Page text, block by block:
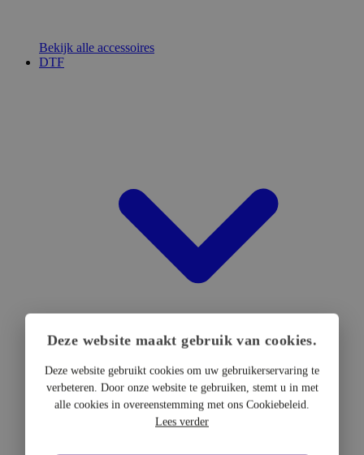
Bekijk alle accessoires
DTF
DTF Hardware
DTF Printers
Deze website maakt gebruik van cookies.
Deze website gebruikt cookies om uw gebruikerservaring te
verbeteren. Door onze website te gebruiken, stemt u in met
alle cookies in overeenstemming met ons Cookiebeleid.
Lees verder